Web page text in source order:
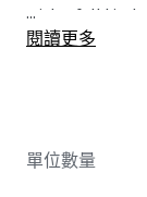
with a full
upgrades have
...
閱讀更多
單位數量